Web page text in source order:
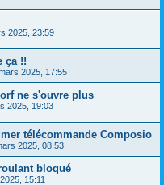
2025, 23:59
ça !!
2025, 17:55
ne s'ouvre plus
2025, 19:03
télécommande Composio
2025, 08:53
bloqué
15:11